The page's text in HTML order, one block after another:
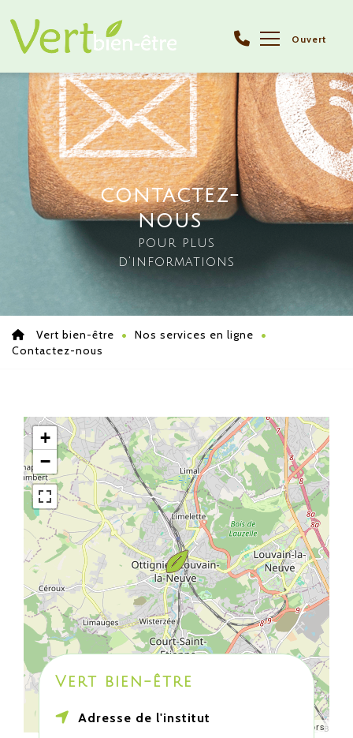
Ouvert
CONTACTEZ-
NOUS
pour plus
d'informations
Vert bien-être
Nos services en ligne
Contactez-nous
+
−
Leaflet| © OpenStreetMap contributors
Vert bien-être
Adresse de l'institut